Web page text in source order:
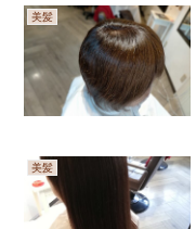
美髪
美髪